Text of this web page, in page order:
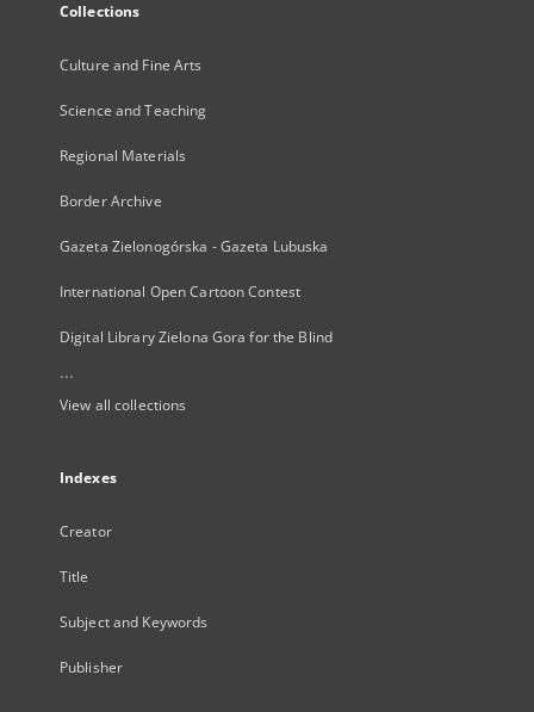
Collections
Culture and Fine Arts
Science and Teaching
Regional Materials
Border Archive
Gazeta Zielonogórska - Gazeta Lubuska
International Open Cartoon Contest
Digital Library Zielona Gora for the Blind
...
View all collections
Indexes
Creator
Title
Subject and Keywords
Publisher